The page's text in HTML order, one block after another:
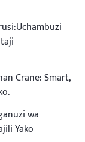
Crane: Smart,
wa
Yako